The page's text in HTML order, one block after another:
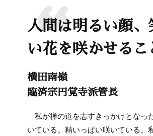
人間は明るい顔
い花を咲かせる
横田南嶺
臨済宗円覚寺派管長
私が禅の道を志すきっかけとなっ
いている。精いっぱい咲いている。